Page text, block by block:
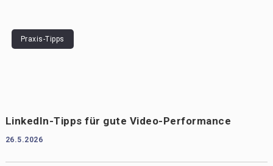
Praxis-Tipps
LinkedIn-Tipps für gute Video-Performance
26.5.2026